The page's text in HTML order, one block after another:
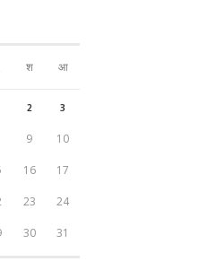
श आ
2
3
9 10
16 17
23 24
30 31